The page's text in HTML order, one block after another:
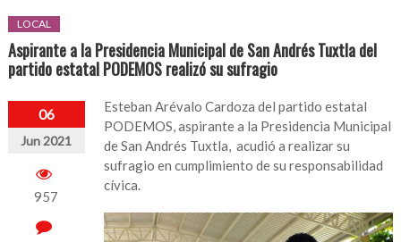
LOCAL
Aspirante a la Presidencia Municipal de San Andrés Tuxtla del
partido estatal PODEMOS realizó su sufragio
06
Jun 2021
957
Esteban Arévalo Cardoza del partido estatal
PODEMOS, aspirante a la Presidencia Municipal
de San Andrés Tuxtla, acudió a realizar su
sufragio en cumplimiento de su responsabilidad
cívica.